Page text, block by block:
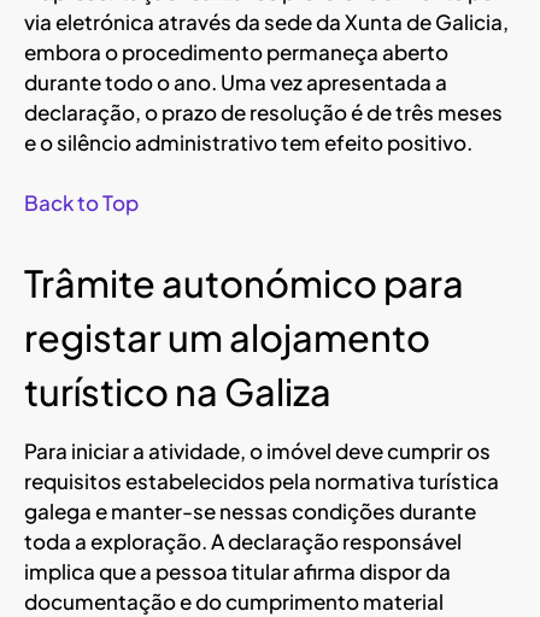
via eletrónica através da sede da Xunta de Galicia,
embora o procedimento permaneça aberto
durante todo o ano. Uma vez apresentada a
declaração, o prazo de resolução é de três meses
e o silêncio administrativo tem efeito positivo.
Back to Top
Trâmite autonómico para
registar um alojamento
turístico na Galiza
Para iniciar a atividade, o imóvel deve cumprir os
requisitos estabelecidos pela normativa turística
galega e manter-se nessas condições durante
toda a exploração. A declaração responsável
implica que a pessoa titular afirma dispor da
documentação e do cumprimento material